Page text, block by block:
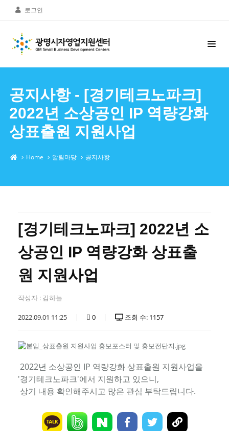
로그인
공지사항 - [경기테크노파크]
2022년 소상공인 IP 역량강화
상표출원 지원사업
Home 알림마당 공지사항
[경기테크노파크] 2022년 소
상공인 IP 역량강화 상표출
원 지원사업
작성자 : 김하늘
2022.09.01 11:25 0 조회 수: 1157
2022년 소상공인 IP 역량강화 상표출원 지원사업을
'경기테크노파크'에서 지원하고 있으니,
상기 내용 확인해주시고 많은 관심 부탁드립니다.